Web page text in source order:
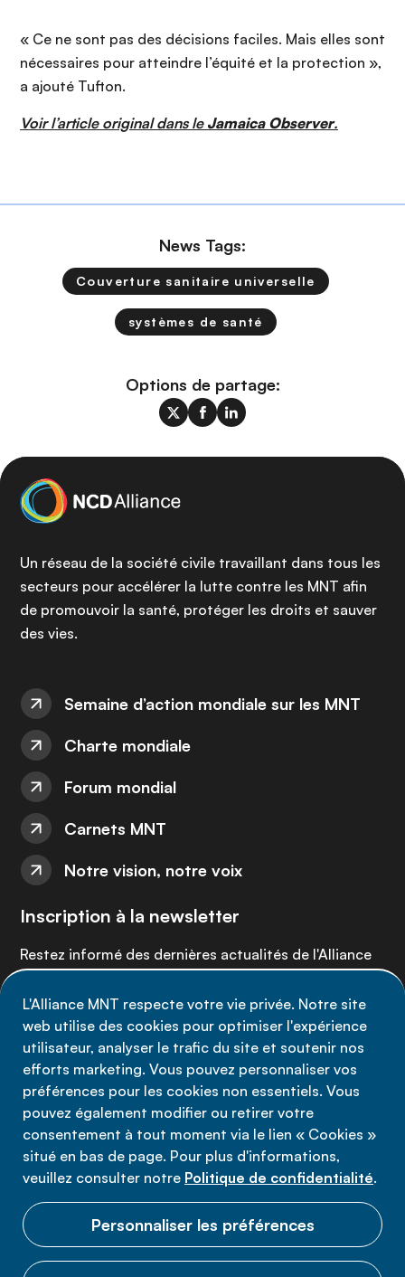
L'Alliance MNT respecte votre vie privée. Notre site
web utilise des cookies pour optimiser l'expérience
utilisateur, analyser le trafic du site et soutenir nos
efforts marketing. Vous pouvez personnaliser vos
préférences pour les cookies non essentiels. Vous
pouvez également modifier ou retirer votre
consentement à tout moment via le lien « Cookies »
situé en bas de page. Pour plus d'informations,
veuillez consulter notre Politique de confidentialité.
Personnaliser les préférences
« Ce ne sont pas des décisions faciles. Mais elles sont
nécessaires pour atteindre l’équité et la protection »,
a ajouté Tufton.
Voir l’article original dans le Jamaica Observer.
News Tags:
Couverture sanitaire universelle
systèmes de santé
Options de partage:
Un réseau de la société civile travaillant dans tous les
secteurs pour accélérer la lutte contre les MNT afin
de promouvoir la santé, protéger les droits et sauver
des vies.
Semaine d’action mondiale sur les MNT
Charte mondiale
Forum mondial
Carnets MNT
Notre vision, notre voix
Inscription à la newsletter
Restez informé des dernières actualités de l'Alliance
Inscrivez-vous maintenant
Politique de confidentialité
Conditions d'utilisation